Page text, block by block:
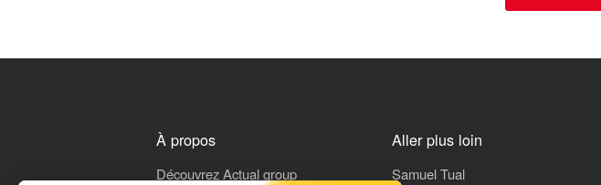
À propos
Découvrez Actual group
Aller plus loin
Samuel Tual